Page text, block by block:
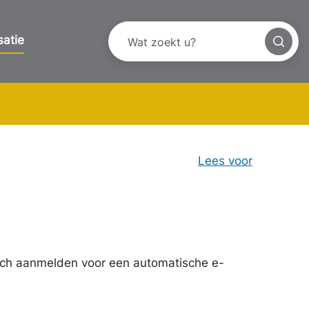
Lees voor
aanmelden voor een automatische e-